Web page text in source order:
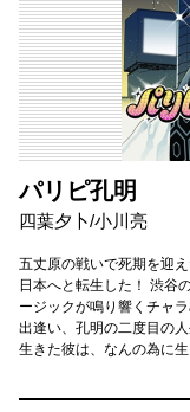
パリピ孔明
四葉夕卜/小川亮
五丈原の戦いで死期を迎
日本へと転生した！ 渋谷
ージックが鳴り響くチャ
出逢い、孔明の二度目の
生きた彼は、なんの為に